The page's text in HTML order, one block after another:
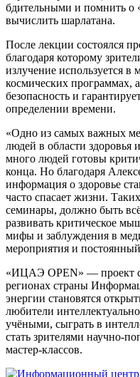
бдительными и помнить о
вычислить шарлатана.
После лекции состоялся
благодаря которому
излучение используется в
космических программах,
безопасность и
определении времени.
«Одно из самых важных
людей в области
много людей готовы
конца. Но благодаря
информация о здоровье
часто спасает жизни.
семинары, должно быть
развивать критическое
мифы и заблуждения в
мероприятия и
«ИЦАЭ OPEN» — проект
регионах страны
энергии становятся
любители
учёными, сыграть в
стать зрителями научно-
мастер-классов.